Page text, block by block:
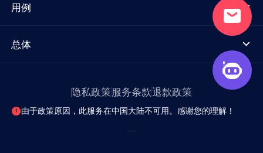
用例
总体
隐私政策服务条款退款政策
由于政策原因，此服务在中国大陆不可用。感谢您的理解！